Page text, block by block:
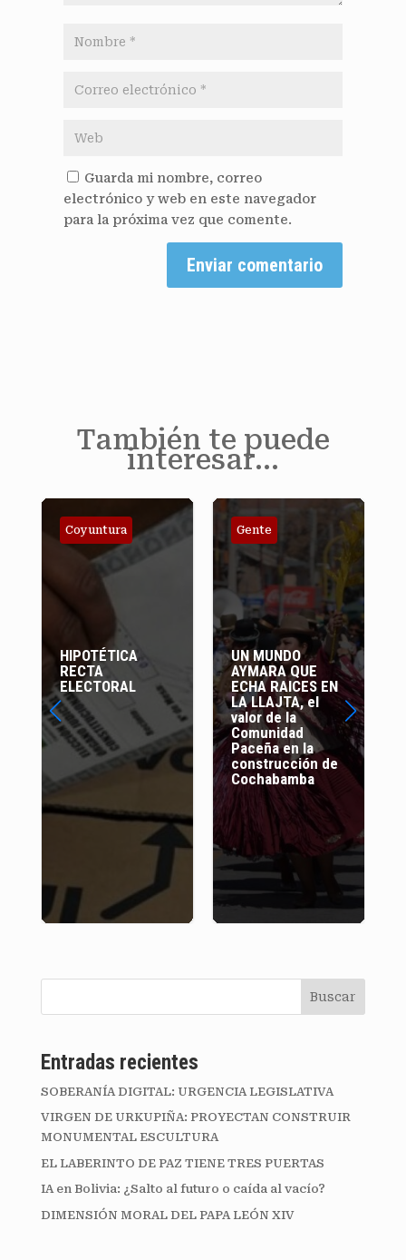
Guarda mi nombre, correo
electrónico y web en este navegador
para la próxima vez que comente.
Enviar comentario
También te puede
interesar…
Gente
UN MUNDO
AYMARA QUE
ECHA RAICES EN
LA LLAJTA, el
valor de la
Comunidad
Paceña en la
construcción de
Cochabamba
COMITÉ CIVICO
FRENTE AL 21F,
COHERENCIA Y
RESPONSABILIDA
D
Buscar
Entradas recientes
SOBERANÍA DIGITAL: URGENCIA LEGISLATIVA
VIRGEN DE URKUPIÑA: PROYECTAN CONSTRUIR
MONUMENTAL ESCULTURA
EL LABERINTO DE PAZ TIENE TRES PUERTAS
IA en Bolivia: ¿Salto al futuro o caída al vacío?
DIMENSIÓN MORAL DEL PAPA LEÓN XIV